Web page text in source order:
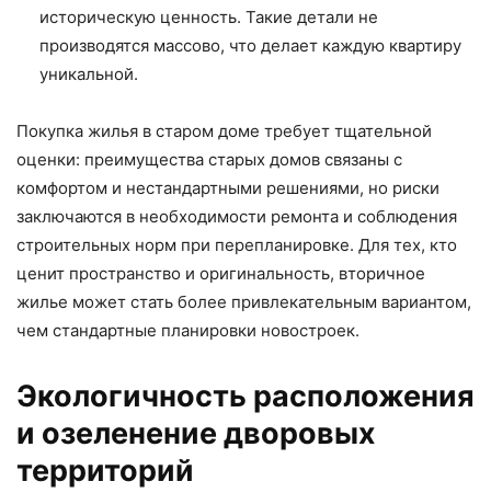
историческую ценность. Такие детали не
производятся массово, что делает каждую квартиру
уникальной.
Покупка жилья в старом доме требует тщательной
оценки: преимущества старых домов связаны с
комфортом и нестандартными решениями, но риски
заключаются в необходимости ремонта и соблюдения
строительных норм при перепланировке. Для тех, кто
ценит пространство и оригинальность, вторичное
жилье может стать более привлекательным вариантом,
чем стандартные планировки новостроек.
Экологичность расположения
и озеленение дворовых
территорий